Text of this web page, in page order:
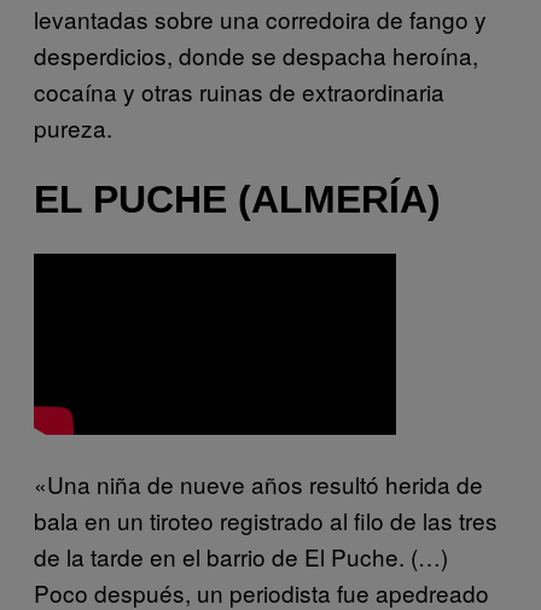
levantadas sobre una corredoira de fango y
desperdicios, donde se despacha heroína,
cocaína y otras ruinas de extraordinaria
pureza.
EL PUCHE (ALMERÍA)
«Una niña de nueve años resultó herida de
bala en un tiroteo registrado al filo de las tres
de la tarde en el barrio de El Puche. (…)
Poco después, un periodista fue apedreado